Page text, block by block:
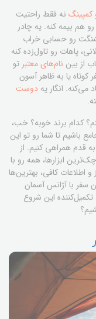
کمپینگ نه فقط راحتیت
هم بیمه کنه. یه چادر
رو حسابی خراب
پاهات رو تاول‌زده کنه
از بین نام‌های معتبر تو
یا به ظاهر آسون
انگار یه دوست
کدام برند خوبه؟ خب،
باشیم تا شما رو تو این
قدم همراهی کنیم. از
ابزارها، همه رو با
اطلاعات کافی، بهترین‌ها
سفر با آژانس آسمان
این شروع